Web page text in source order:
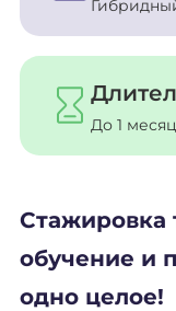
До 1
Стажировка
обучение и
одно целое!